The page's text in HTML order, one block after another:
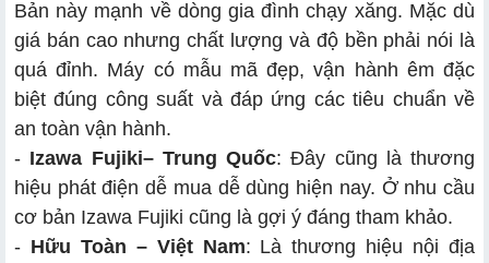
Bản này mạnh về dòng gia đình chạy xăng. Mặc dù
giá bán cao nhưng chất lượng và độ bền phải nói là
quá đỉnh. Máy có mẫu mã đẹp, vận hành êm đặc
biệt đúng công suất và đáp ứng các tiêu chuẩn về
an toàn vận hành.
- Izawa Fujiki– Trung Quốc: Đây cũng là thương
hiệu phát điện dễ mua dễ dùng hiện nay. Ở nhu cầu
cơ bản Izawa Fujiki cũng là gợi ý đáng tham khảo.
- Hữu Toàn – Việt Nam: Là thương hiệu nội địa